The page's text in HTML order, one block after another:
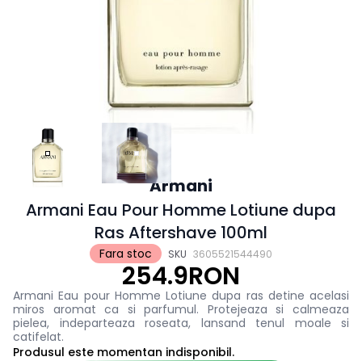
Fara stoc SKU 3605521544490
Armani
Armani Eau Pour Homme Lotiune dupa
Ras Aftershave 100ml
254.9RON
Armani Eau pour Homme Lotiune dupa ras detine acelasi
miros aromat ca si parfumul. Protejeaza si calmeaza
pielea, indeparteaza roseata, lansand tenul moale si
catifelat.
Produsul este momentan indisponibil.